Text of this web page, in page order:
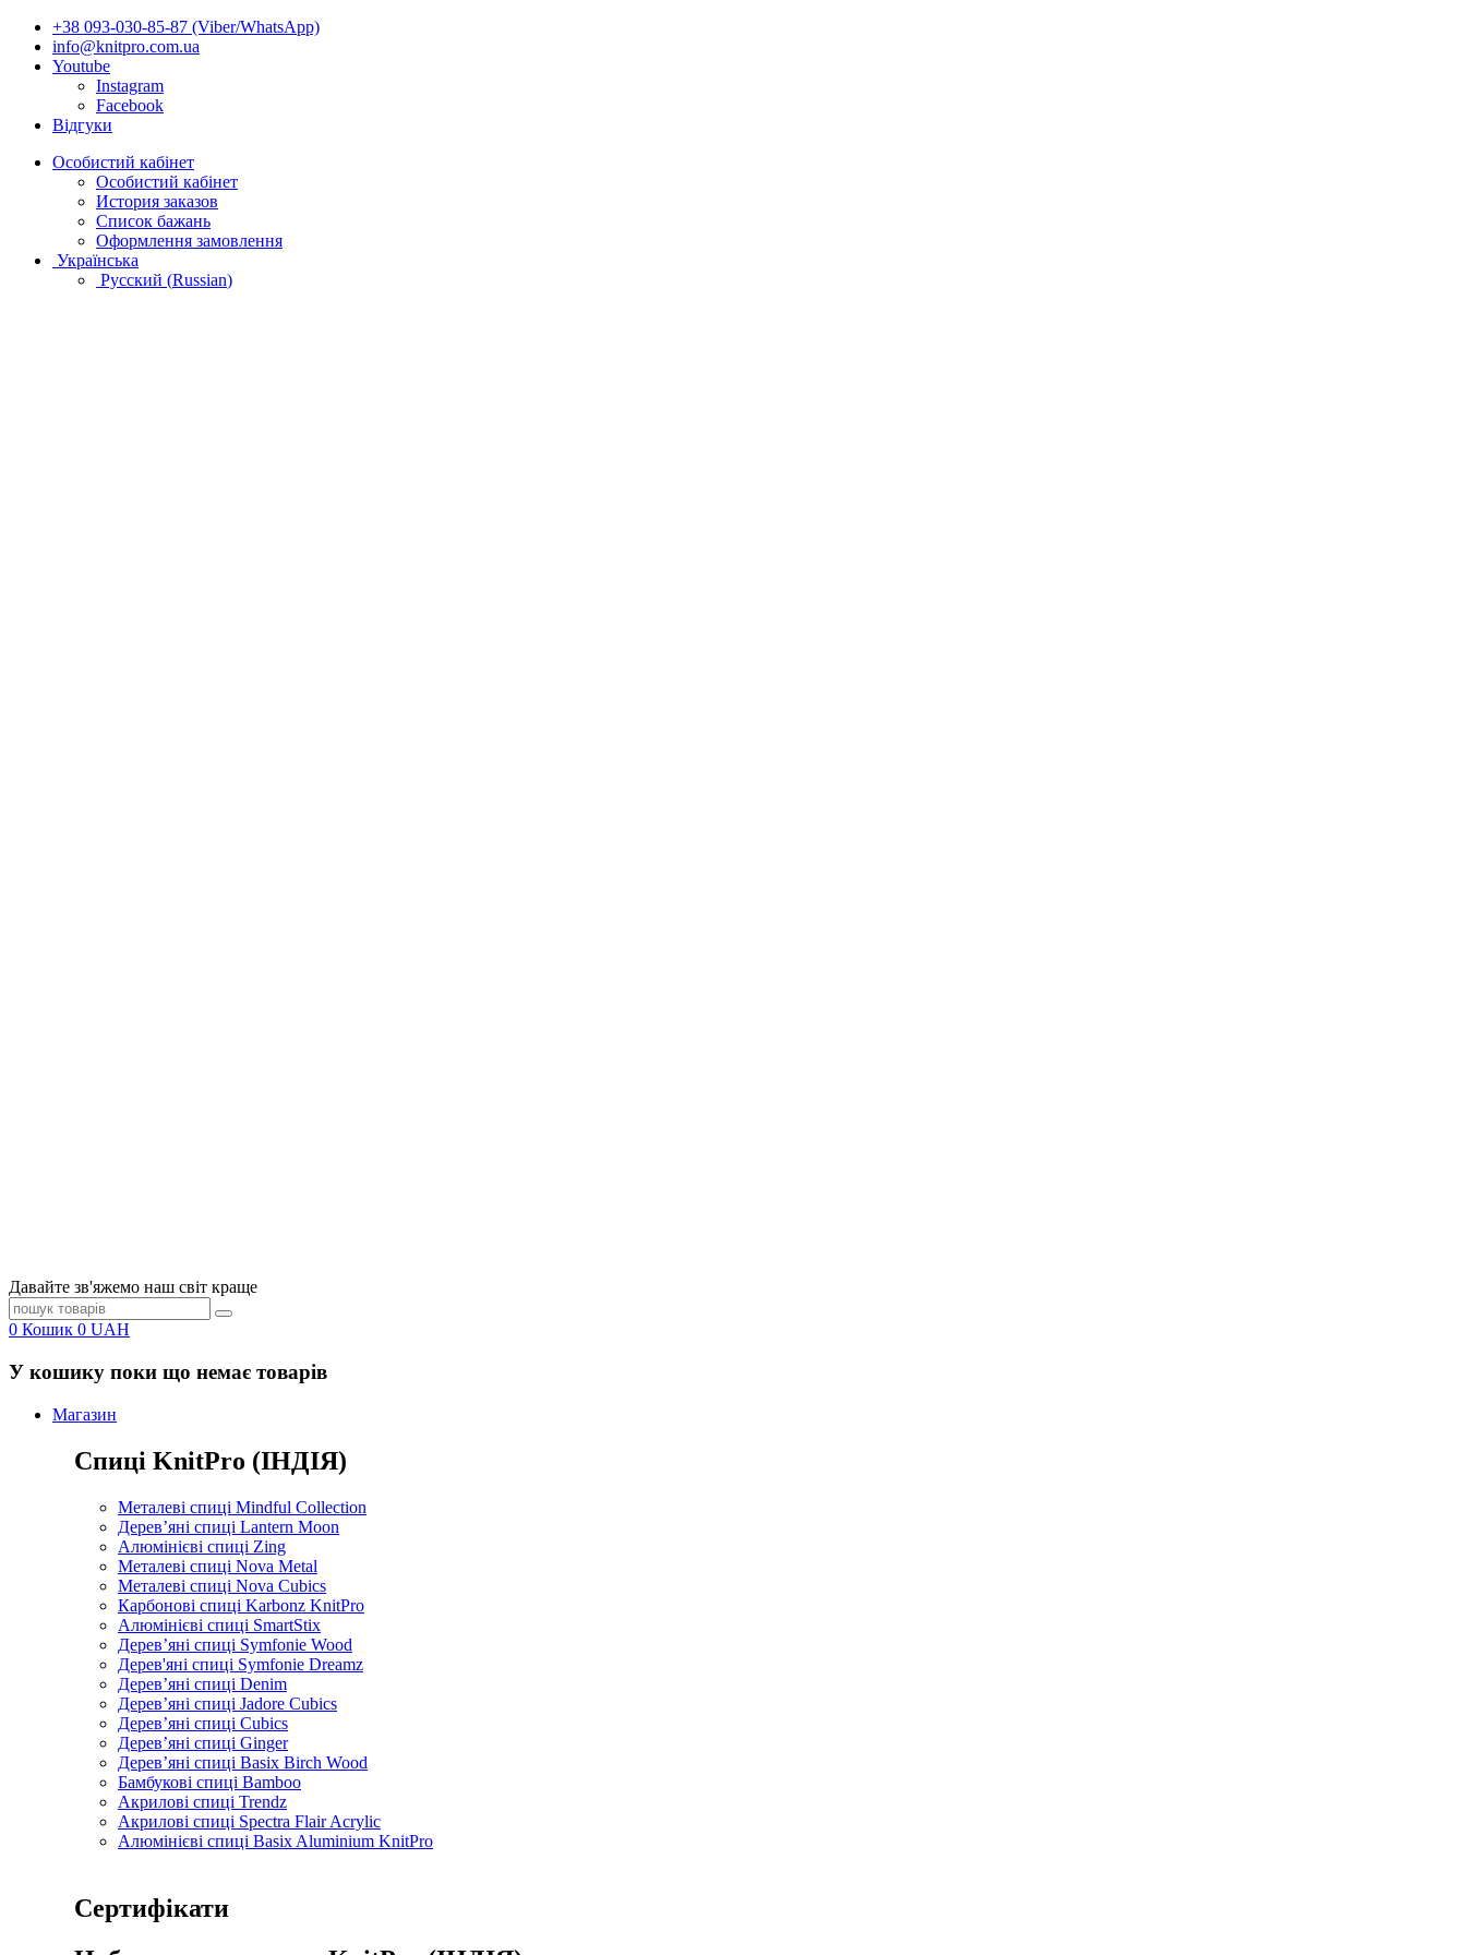
+38 093-030-85-87 (Viber/WhatsApp)
info@knitpro.com.ua
Youtube
Instagram
Facebook
Відгуки
Особистий кабінет
Особистий кабінет
История заказов
Список бажань
Оформлення замовлення
Українська
Русский (Russian)
Давайте зв'яжемо наш світ краще
0 Кошик 0 UAH
У кошику поки що немає товарів
Магазин
Спиці KnitPro (ІНДІЯ)
Металеві спиці Mindful Collection
Дерев’яні спиці Lantern Moon
Алюмінієві спиці Zing
Металеві спиці Nova Metal
Металеві спиці Nova Cubics
Карбонові спиці Karbonz KnitPro
Алюмінієві спиці SmartStix
Дерев’яні спиці Symfonie Wood
Дерев'яні спиці Symfonie Dreamz
Дерев’яні спиці Denim
Дерев’яні спиці Jadore Cubics
Дерев’яні спиці Cubics
Дерев’яні спиці Ginger
Дерев’яні спиці Basix Birch Wood
Бамбукові спиці Bamboo
Акрилові спиці Trendz
Акрилові спиці Spectra Flair Acrylic
Алюмінієві спиці Basix Aluminium KnitPro
Сертифікати